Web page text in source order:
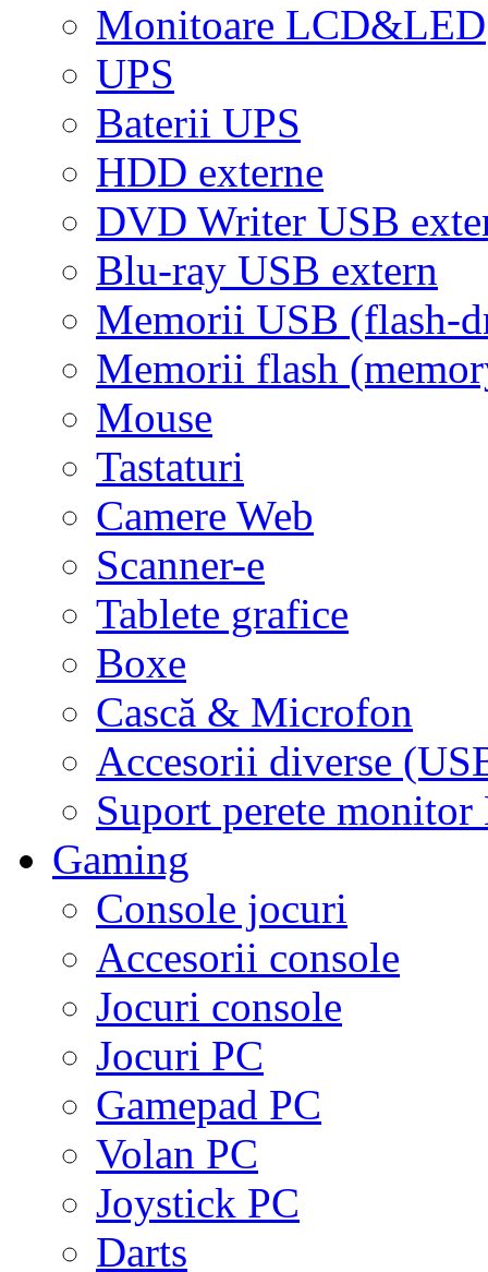
Monitoare LCD&LED
UPS
Baterii UPS
HDD externe
DVD Writer USB
Blu-ray USB extern
Memorii USB (flash-
Memorii flash
Mouse
Tastaturi
Camere Web
Scanner-e
Tablete grafice
Boxe
Cască & Microfon
Accesorii diverse
Suport perete
Gaming
Console jocuri
Accesorii console
Jocuri console
Jocuri PC
Gamepad PC
Volan PC
Joystick PC
Darts